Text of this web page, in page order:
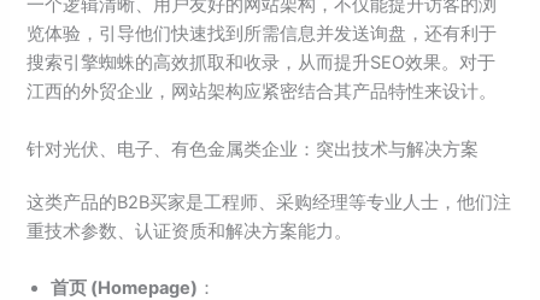
一个逻辑清晰、用户友好的网站架构，不仅能提升访客的浏
览体验，引导他们快速找到所需信息并发送询盘，还有利于
搜索引擎蜘蛛的高效抓取和收录，从而提升SEO效果。对于
江西的外贸企业，网站架构应紧密结合其产品特性来设计。
针对光伏、电子、有色金属类企业：突出技术与解决方案
这类产品的B2B买家是工程师、采购经理等专业人士，他们注
重技术参数、认证资质和解决方案能力。
首页 (Homepage) ：